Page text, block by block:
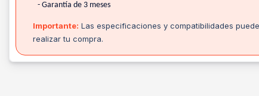
- Garantía de 3 meses
Importante: Las especificaciones y compatibilidades
realizar tu compra.